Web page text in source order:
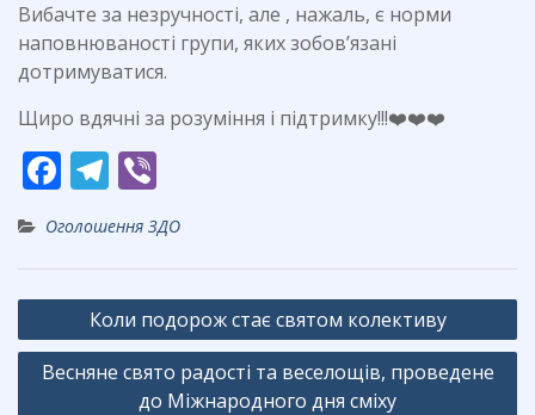
Вибачте за незручності, але , нажаль, є норми
наповнюваності групи, яких зобовʼязані
дотримуватися.
Щиро вдячні за розуміння і підтримку!!!❤️❤️❤️
F
e
b
o
T
e
gr
a
m
b
er
Оголошення ЗДО
Навігація
записів
Коли подорож стає святом колективу
Весняне свято радості та веселощів, проведене
до Міжнародного дня сміху